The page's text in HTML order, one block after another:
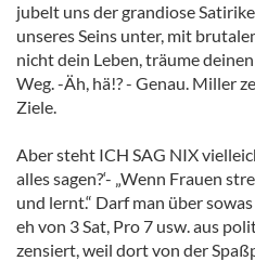
jubelt uns der grandiose
unseres Seins unter, mit
nicht dein Leben, träume
Weg. -Äh, hä!? - Genau. Miller
Ziele.
Aber steht ICH SAG NIX
alles sagen?‘- „Wenn Frauen
und lernt.“ Darf man über
eh von 3 Sat, Pro 7 usw. aus
zensiert, weil dort von der